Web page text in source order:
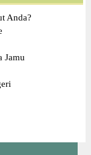
Anda?
Jamu